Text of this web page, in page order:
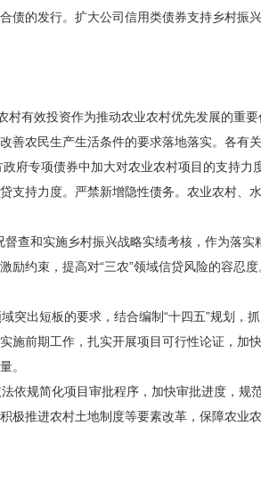
的发行。扩大公司信用类债券支持乡村振
有效投资作为推动农业农村优先发展的重
农民生产生活条件的要求落地落实。各有
府专项债券中加大对农业农村项目的支持力
持力度。严禁新增隐性债务。农业农村、
查和实施乡村振兴战略实绩考核，作为落实
约束，提高对“三农”领域信贷风险的容忍
突出短板的要求，结合编制“十四五”规划，
前期工作，扎实开展项目可行性论证，加
。
依规简化项目审批程序，加快审批进度，规
推进农村土地制度等要素改革，保障农业